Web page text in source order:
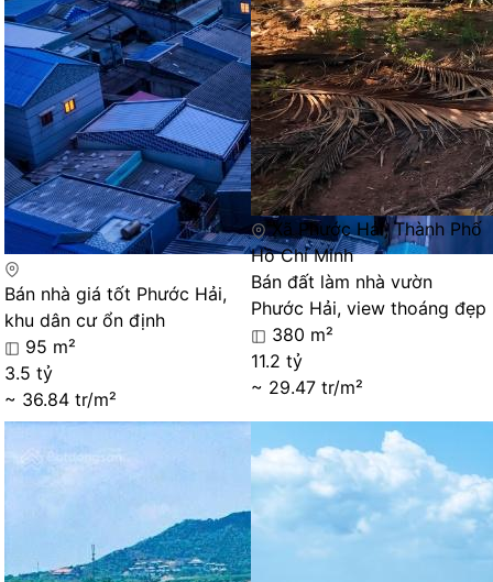
Bán nhà giá tốt Phước Hải,
khu dân cư ổn định
95 m²
3.5 tỷ
~ 36.84 tr/m²
Xã Phước Hải, Thành Phố
Hồ Chí Minh
Bán đất làm nhà vườn
Phước Hải, view thoáng đẹp
380 m²
11.2 tỷ
~ 29.47 tr/m²